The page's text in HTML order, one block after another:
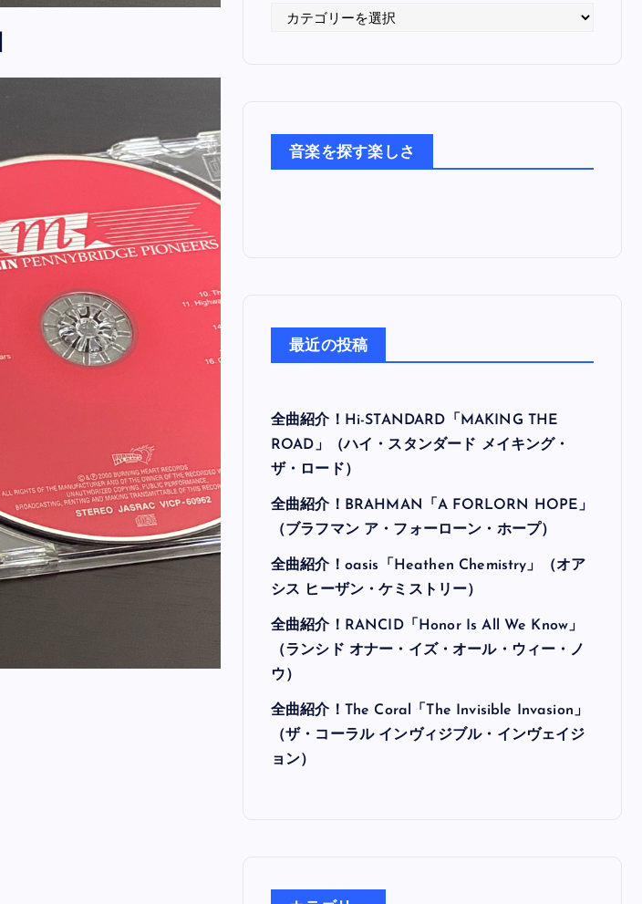
た
音楽を探す楽しさ
最近の投稿
全曲紹介！Hi-STANDARD「MAKING THE
ROAD」（ハイ・スタンダード メイキング・
ザ・ロード）
全曲紹介！BRAHMAN「A FORLORN HOPE」